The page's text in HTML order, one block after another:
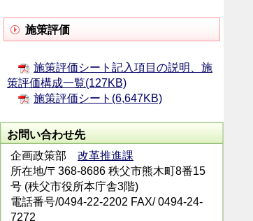
施策評価
施策評価シート記入項目の説明、施
策評価構成一覧(127KB)
施策評価シート(6,647KB)
お問い合わせ先
企画政策部 改革推進課
所在地/〒368-8686 秩父市熊木町8番15
号 (秩父市役所本庁舎3階)
電話番号/0494-22-2202 FAX/ 0494-24-
7272